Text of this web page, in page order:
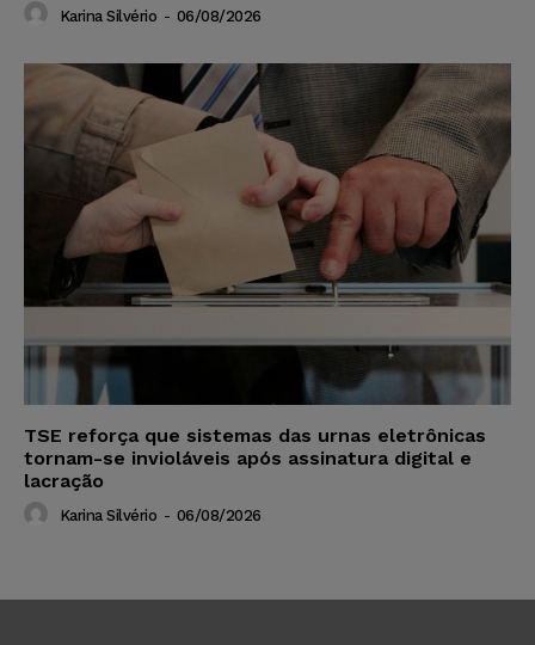
Karina Silvério - 06/08/2026
TSE reforça que sistemas das urnas eletrônicas
tornam-se invioláveis após assinatura digital e
lacração
Karina Silvério - 06/08/2026